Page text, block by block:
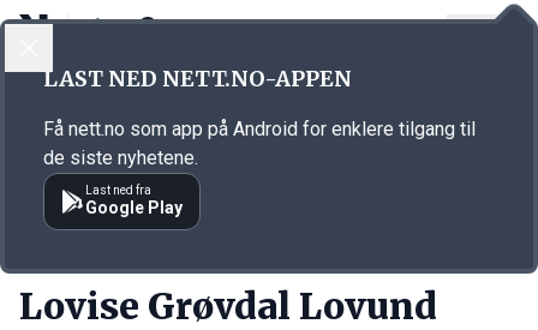
Annonsørinnhold
Lovise Grøvdal Lovund
LAST NED NETT.NO-APPEN
Få nett.no som app på Android for enklere tilgang til
de siste nyhetene.
Last ned fra
Google Play